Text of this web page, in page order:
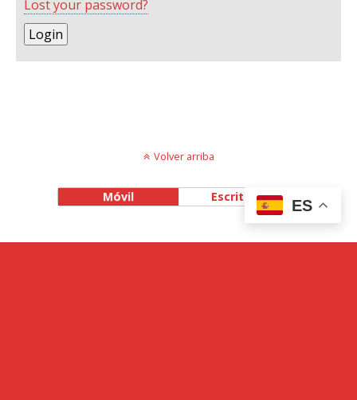
Lost your password?
Volver arriba
Móvil Escritorio
ES